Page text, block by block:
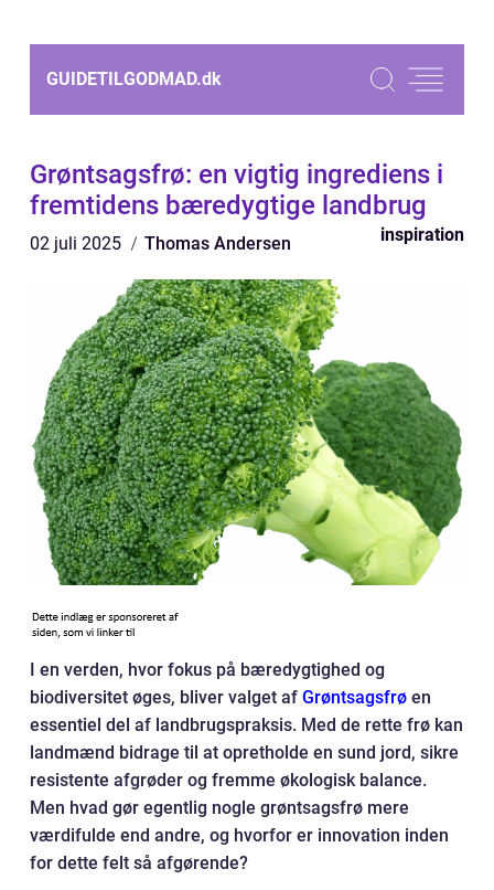
GUIDETILGODMAD.dk
Grøntsagsfrø: en vigtig ingrediens i
fremtidens bæredygtige landbrug
02 juli 2025 Thomas Andersen inspiration
I en verden, hvor fokus på bæredygtighed og
biodiversitet øges, bliver valget af Grøntsagsfrø en
essentiel del af landbrugspraksis. Med de rette frø kan
landmænd bidrage til at opretholde en sund jord, sikre
resistente afgrøder og fremme økologisk balance.
Men hvad gør egentlig nogle grøntsagsfrø mere
værdifulde end andre, og hvorfor er innovation inden
for dette felt så afgørende?